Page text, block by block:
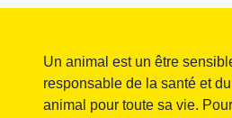
Un animal est un être
responsable de la santé et
animal pour toute sa vie.